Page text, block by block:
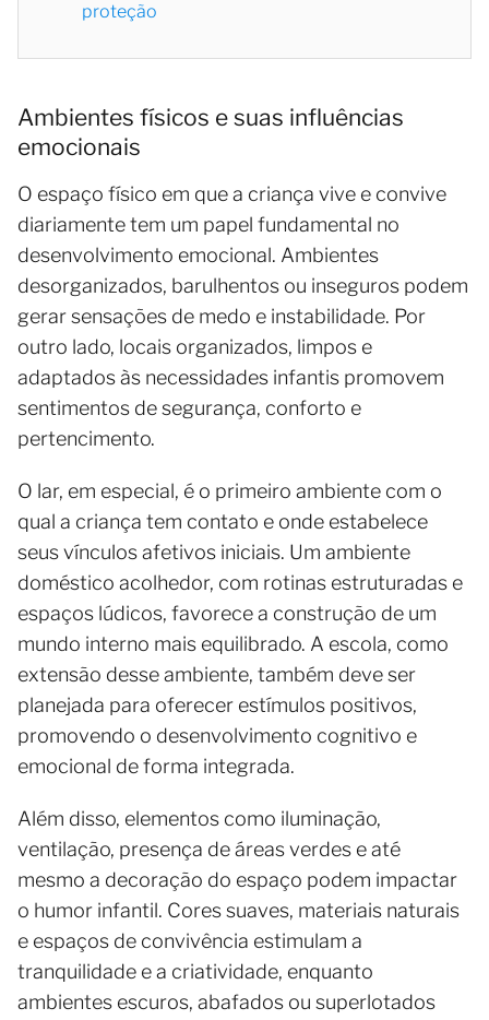
proteção
Ambientes físicos e suas influências
emocionais
O espaço físico em que a criança vive e convive
diariamente tem um papel fundamental no
desenvolvimento emocional. Ambientes
desorganizados, barulhentos ou inseguros podem
gerar sensações de medo e instabilidade. Por
outro lado, locais organizados, limpos e
adaptados às necessidades infantis promovem
sentimentos de segurança, conforto e
pertencimento.
O lar, em especial, é o primeiro ambiente com o
qual a criança tem contato e onde estabelece
seus vínculos afetivos iniciais. Um ambiente
doméstico acolhedor, com rotinas estruturadas e
espaços lúdicos, favorece a construção de um
mundo interno mais equilibrado. A escola, como
extensão desse ambiente, também deve ser
planejada para oferecer estímulos positivos,
promovendo o desenvolvimento cognitivo e
emocional de forma integrada.
Além disso, elementos como iluminação,
ventilação, presença de áreas verdes e até
mesmo a decoração do espaço podem impactar
o humor infantil. Cores suaves, materiais naturais
e espaços de convivência estimulam a
tranquilidade e a criatividade, enquanto
ambientes escuros, abafados ou superlotados